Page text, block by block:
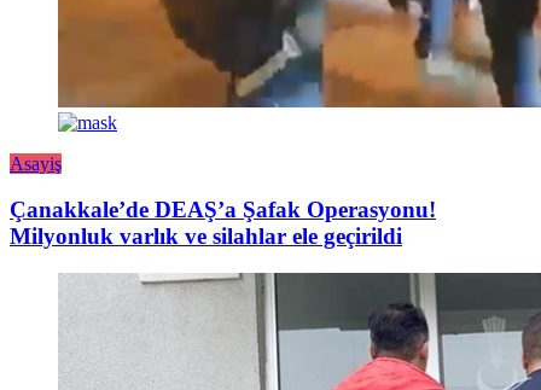
Asayiş
Çanakkale’de DEAŞ’a Şafak Operasyonu!
Milyonluk varlık ve silahlar ele geçirildi